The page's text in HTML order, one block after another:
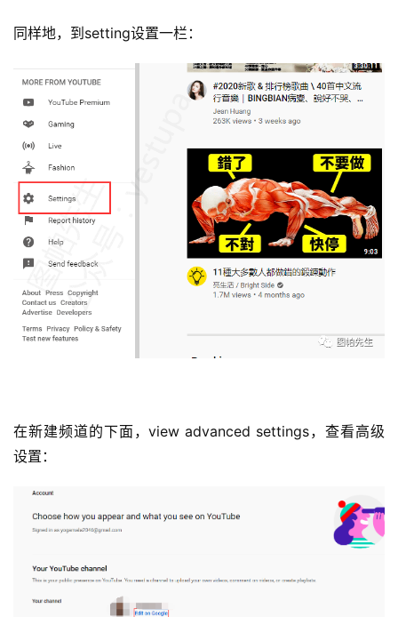
同样地，到setting设置一栏：
在新建频道的下面，view advanced settings，查看高级
设置：